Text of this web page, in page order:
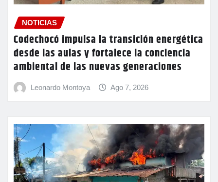
NOTICIAS
Codechocó impulsa la transición energética
desde las aulas y fortalece la conciencia
ambiental de las nuevas generaciones
Leonardo Montoya Ago 7, 2026